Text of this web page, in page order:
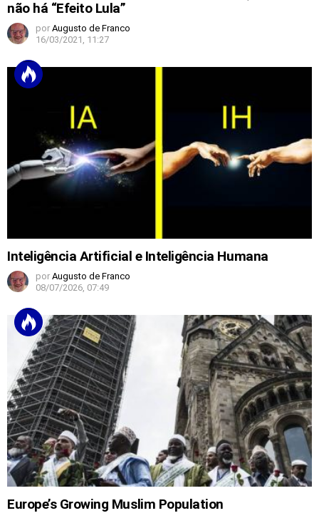
não há “Efeito Lula”
por Augusto de Franco
16/03/2021, 11:27
Inteligência Artificial e Inteligência Humana
por Augusto de Franco
08/07/2026, 07:49
Europe’s Growing Muslim Population